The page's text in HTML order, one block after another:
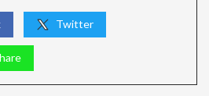
Twitter